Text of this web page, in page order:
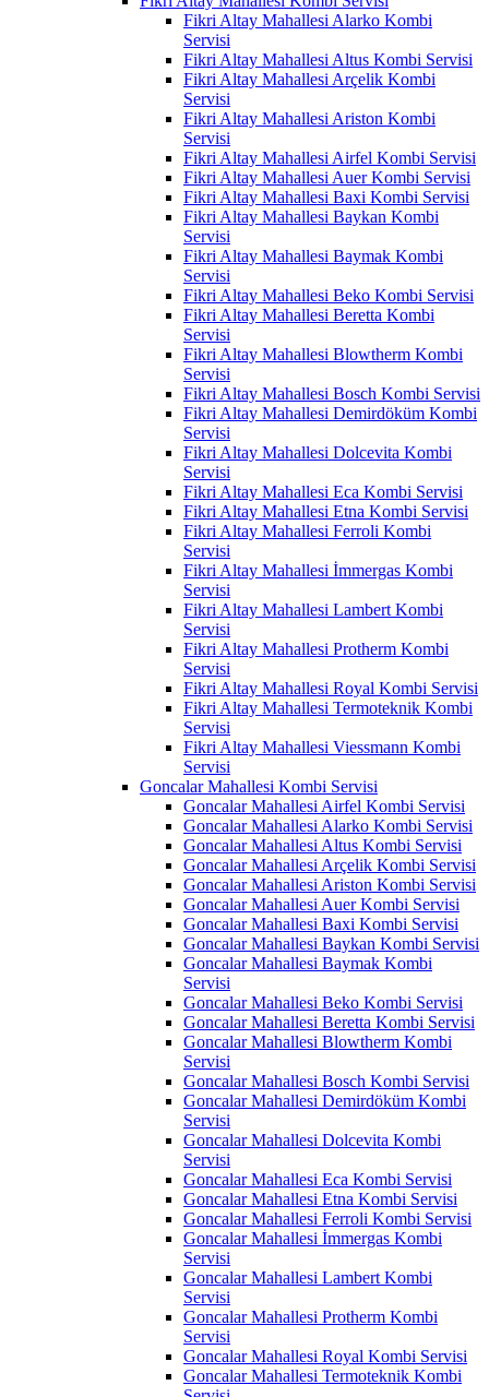
Fikri Altay Mahallesi Alarko Kombi
Servisi
Fikri Altay Mahallesi Altus Kombi Servisi
Fikri Altay Mahallesi Arçelik Kombi
Servisi
Fikri Altay Mahallesi Ariston Kombi
Servisi
Fikri Altay Mahallesi Airfel Kombi Servisi
Fikri Altay Mahallesi Auer Kombi Servisi
Fikri Altay Mahallesi Baxi Kombi Servisi
Fikri Altay Mahallesi Baykan Kombi
Servisi
Fikri Altay Mahallesi Baymak Kombi
Servisi
Fikri Altay Mahallesi Beko Kombi Servisi
Fikri Altay Mahallesi Beretta Kombi
Servisi
Fikri Altay Mahallesi Blowtherm Kombi
Servisi
Fikri Altay Mahallesi Bosch Kombi Servisi
Fikri Altay Mahallesi Demirdöküm Kombi
Servisi
Fikri Altay Mahallesi Dolcevita Kombi
Servisi
Fikri Altay Mahallesi Eca Kombi Servisi
Fikri Altay Mahallesi Etna Kombi Servisi
Fikri Altay Mahallesi Ferroli Kombi
Servisi
Fikri Altay Mahallesi İmmergas Kombi
Servisi
Fikri Altay Mahallesi Lambert Kombi
Servisi
Fikri Altay Mahallesi Protherm Kombi
Servisi
Fikri Altay Mahallesi Royal Kombi Servisi
Fikri Altay Mahallesi Termoteknik Kombi
Servisi
Fikri Altay Mahallesi Viessmann Kombi
Servisi
Goncalar Mahallesi Kombi Servisi
Goncalar Mahallesi Airfel Kombi Servisi
Goncalar Mahallesi Alarko Kombi Servisi
Goncalar Mahallesi Altus Kombi Servisi
Goncalar Mahallesi Arçelik Kombi Servisi
Goncalar Mahallesi Ariston Kombi Servisi
Goncalar Mahallesi Auer Kombi Servisi
Goncalar Mahallesi Baxi Kombi Servisi
Goncalar Mahallesi Baykan Kombi Servisi
Goncalar Mahallesi Baymak Kombi
Servisi
Goncalar Mahallesi Beko Kombi Servisi
Goncalar Mahallesi Beretta Kombi Servisi
Goncalar Mahallesi Blowtherm Kombi
Servisi
Goncalar Mahallesi Bosch Kombi Servisi
Goncalar Mahallesi Demirdöküm Kombi
Servisi
Goncalar Mahallesi Dolcevita Kombi
Servisi
Goncalar Mahallesi Eca Kombi Servisi
Goncalar Mahallesi Etna Kombi Servisi
Goncalar Mahallesi Ferroli Kombi Servisi
Goncalar Mahallesi İmmergas Kombi
Servisi
Goncalar Mahallesi Lambert Kombi
Servisi
Goncalar Mahallesi Protherm Kombi
Servisi
Goncalar Mahallesi Royal Kombi Servisi
Goncalar Mahallesi Termoteknik Kombi